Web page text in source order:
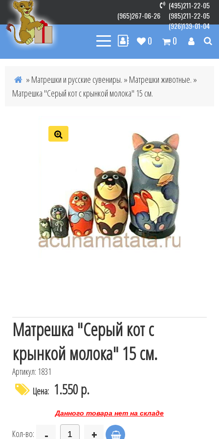
(495)211-22-05
(965)267-06-26
(985)211-22-05
(926)139-01-04
0 0
» Матрешки и русские сувениры. » Матрешки животные. »
Матрешка "Серый кот с крынкой молока" 15 см.
Матрешка "Серый кот с
крынкой молока" 15 см.
Артикул: 1831
Цена: 1.550 р.
Данного товара нет на складе
Кол-во: - +